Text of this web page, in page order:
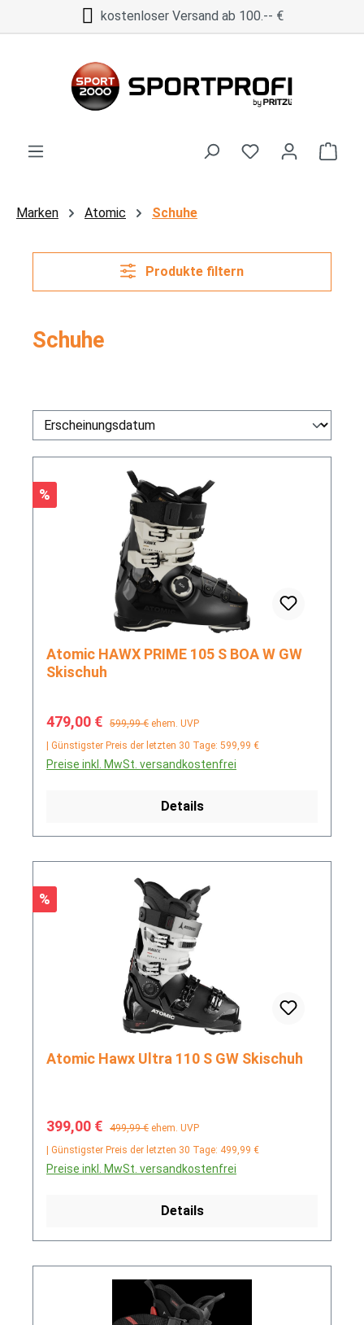
Zum Hauptinhalt springenkostenloser Versand ab 100.-- €
Marken Atomic Schuhe
Produkte filtern
Schuhe
Rabatt
%
Atomic HAWX PRIME 105 S BOA W GW
Skischuh
Verkaufspreis:
479,00 € Regulärer Preis:
599,99 € ehem. UVP
| Günstigster Preis der letzten 30 Tage: 599,99 €
Preise inkl. MwSt. versandkostenfrei
Details
Rabatt
%
Atomic Hawx Ultra 110 S GW Skischuh
Verkaufspreis:
399,00 € Regulärer Preis:
499,99 € ehem. UVP
| Günstigster Preis der letzten 30 Tage: 499,99 €
Preise inkl. MwSt. versandkostenfrei
Details